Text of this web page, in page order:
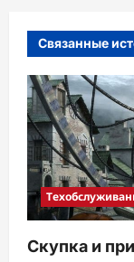
и
с
и
Связанные
Скупка и